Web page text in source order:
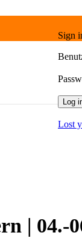
Sign
Log
Lost
| 04.-